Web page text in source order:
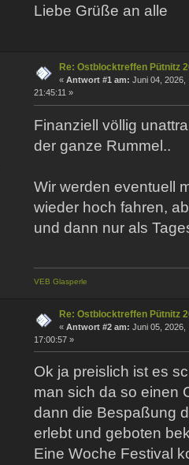
Liebe Grüße an alle
Re: Ostblocktreffen Pütnitz
« Antwort #1 am: Juni 04, 2026,
21:45:11 »
Finanziell völlig
der ganze Rummel..
Wir werden eventuell
wieder hoch fahren,
und dann nur als
VEB Glasperle
Re: Ostblocktreffen Pütnitz
« Antwort #2 am: Juni 05, 2026,
17:00:57 »
Ok ja preislich ist es
man sich da so einen
dann die Bespaßung
erlebt und geboten
Eine Woche Festival